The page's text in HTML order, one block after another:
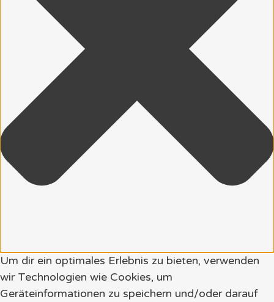
Um dir ein optimales Erlebnis zu bieten, verwenden
wir Technologien wie Cookies, um
Geräteinformationen zu speichern und/oder darauf